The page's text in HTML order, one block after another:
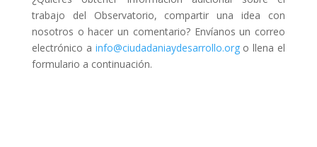
trabajo del Observatorio, compartir una idea con
nosotros o hacer un comentario? Envíanos un correo
electrónico a info@ciudadaniaydesarrollo.orgo llena el
formulario a continuación.